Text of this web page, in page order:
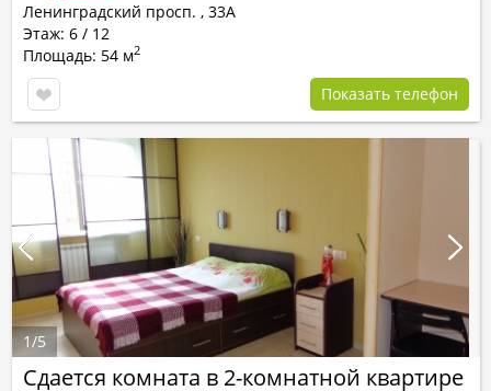
Ленинградский просп. , 33А
Этаж: 6 / 12
Площадь: 54 м2
Показать телефон
Сдается комната в 2-комнатной квартире
1/5